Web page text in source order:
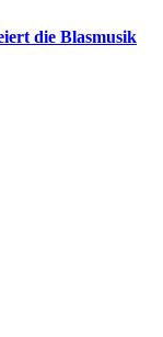
die Blasmusik